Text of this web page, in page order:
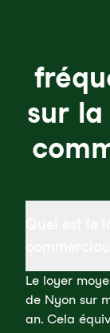
sur
Le loyer
de Nyon sur
an. Cela